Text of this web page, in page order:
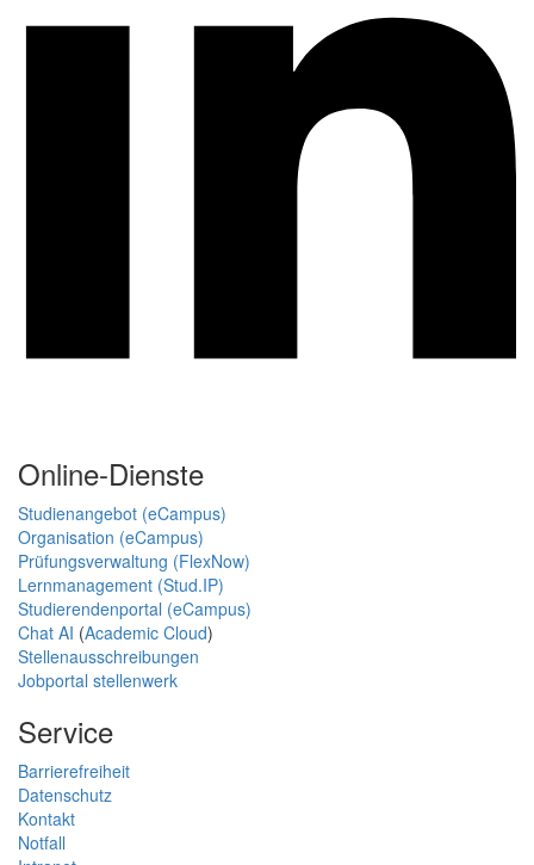
Online-Dienste
Studienangebot (eCampus)
Organisation (eCampus)
Prüfungsverwaltung (FlexNow)
Lernmanagement (Stud.IP)
Studierendenportal (eCampus)
Chat AI (Academic Cloud)
Stellenausschreibungen
Jobportal stellenwerk
Service
Barrierefreiheit
Datenschutz
Kontakt
Notfall